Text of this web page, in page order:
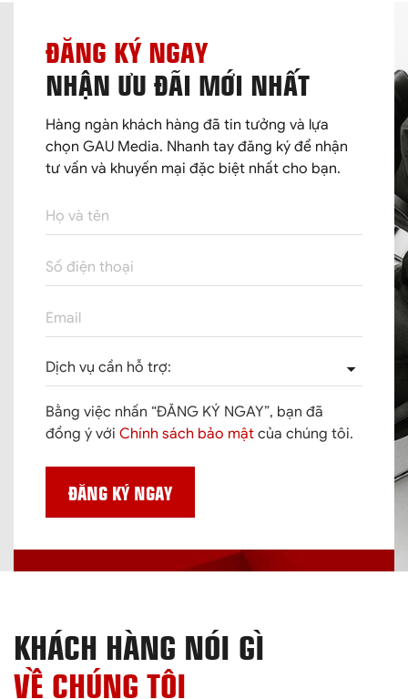
ĐĂNG KÝ NGAY
NHẬN ƯU ĐÃI MỚI NHẤT
Hàng ngàn khách hàng đã tin tưởng và lựa
chọn GAU Media. Nhanh tay đăng ký để nhận
tư vấn và khuyến mại đặc biệt nhất cho bạn.
Dịch vụ cần hỗ trợ:
Bằng việc nhấn “ĐĂNG KÝ NGAY”, bạn đã
đồng ý vớiChính sách bảo mật của chúng tôi.
ĐĂNG KÝ NGAY
KHÁCH HÀNG NÓI GÌ
VỀ CHÚNG TÔI